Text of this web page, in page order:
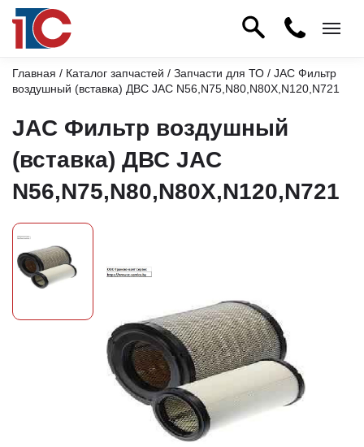
Главная / Каталог запчастей / Запчасти для ТО / JAC Фильтр
воздушный (вставка) ДВС JAC N56,N75,N80,N80X,N120,N721
JAC Фильтр воздушный
(вставка) ДВС JAC
N56,N75,N80,N80X,N120,N721